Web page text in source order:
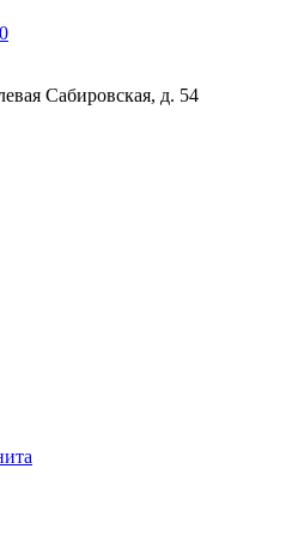
0
Сабировская, д. 54